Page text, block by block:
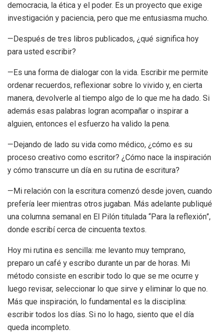
democracia, la ética y el poder. Es un proyecto que exige
investigación y paciencia, pero que me entusiasma mucho.
— Después de tres libros publicados, ¿qué significa hoy
para usted escribir?
—Es una forma de dialogar con la vida. Escribir me permite
ordenar recuerdos, reflexionar sobre lo vivido y, en cierta
manera, devolverle al tiempo algo de lo que me ha dado. Si
además esas palabras logran acompañar o inspirar a
alguien, entonces el esfuerzo ha valido la pena.
—Dejando de lado su vida como médico, ¿cómo es su
proceso creativo como escritor? ¿Cómo nace la inspiración
y cómo transcurre un día en su rutina de escritura?
—Mi relación con la escritura comenzó desde joven, cuando
prefería leer mientras otros jugaban. Más adelante publiqué
una columna semanal en El Pilón titulada “Para la reflexión”,
donde escribí cerca de cincuenta textos.
Hoy mi rutina es sencilla: me levanto muy temprano,
preparo un café y escribo durante un par de horas. Mi
método consiste en escribir todo lo que se me ocurre y
luego revisar, seleccionar lo que sirve y eliminar lo que no.
Más que inspiración, lo fundamental es la disciplina:
escribir todos los días. Si no lo hago, siento que el día
queda incompleto.